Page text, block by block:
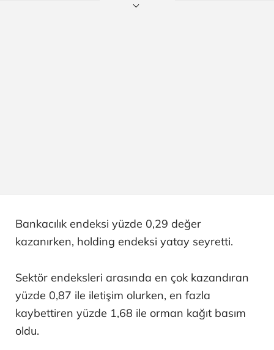
Bankacılık endeksi yüzde 0,29 değer
kazanırken, holding endeksi yatay seyretti.
Sektör endeksleri arasında en çok kazandıran
yüzde 0,87 ile iletişim olurken, en fazla
kaybettiren yüzde 1,68 ile orman kağıt basım
oldu.